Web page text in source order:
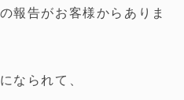
報告がお客様からありま
なられて、